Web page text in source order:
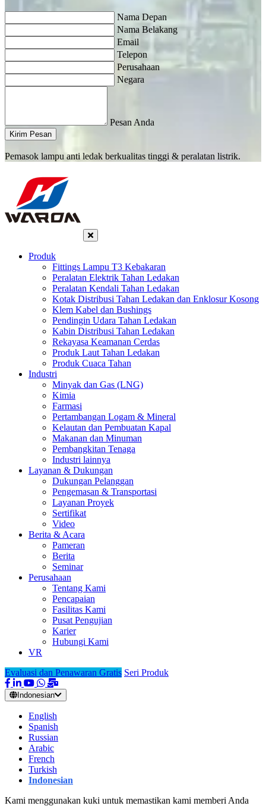
Nama Depan
Nama Belakang
Email
Telepon
Perusahaan
Negara
Pesan Anda
Kirim Pesan
Pemasok lampu anti ledak berkualitas tinggi & peralatan listrik.
Produk
Fittings Lampu T3 Kebakaran
Peralatan Elektrik Tahan Ledakan
Peralatan Kendali Tahan Ledakan
Kotak Distribusi Tahan Ledakan dan Enklosur Kosong
Klem Kabel dan Bushings
Pendingin Udara Tahan Ledakan
Kabin Distribusi Tahan Ledakan
Rekayasa Keamanan Cerdas
Produk Laut Tahan Ledakan
Produk Cuaca Tahan
Industri
Minyak dan Gas (LNG)
Kimia
Farmasi
Pertambangan Logam & Mineral
Kelautan dan Pembuatan Kapal
Makanan dan Minuman
Pembangkitan Tenaga
Industri lainnya
Layanan & Dukungan
Dukungan Pelanggan
Pengemasan & Transportasi
Layanan Proyek
Sertifikat
Video
Berita & Acara
Pameran
Berita
Seminar
Perusahaan
Tentang Kami
Pencapaian
Fasilitas Kami
Pusat Pengujian
Karier
Hubungi Kami
VR
Evaluasi dan Penawaran Gratis Seri Produk
Indonesian
English
Spanish
Russian
Arabic
French
Turkish
Indonesian
Kami menggunakan kuki untuk memastikan kami memberi Anda